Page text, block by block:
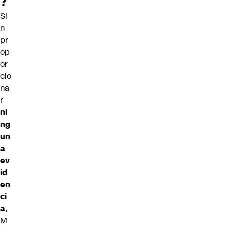
Si
n
pr
op
or
cio
na
r
ni
ng
un
a
ev
id
en
ci
a,
M